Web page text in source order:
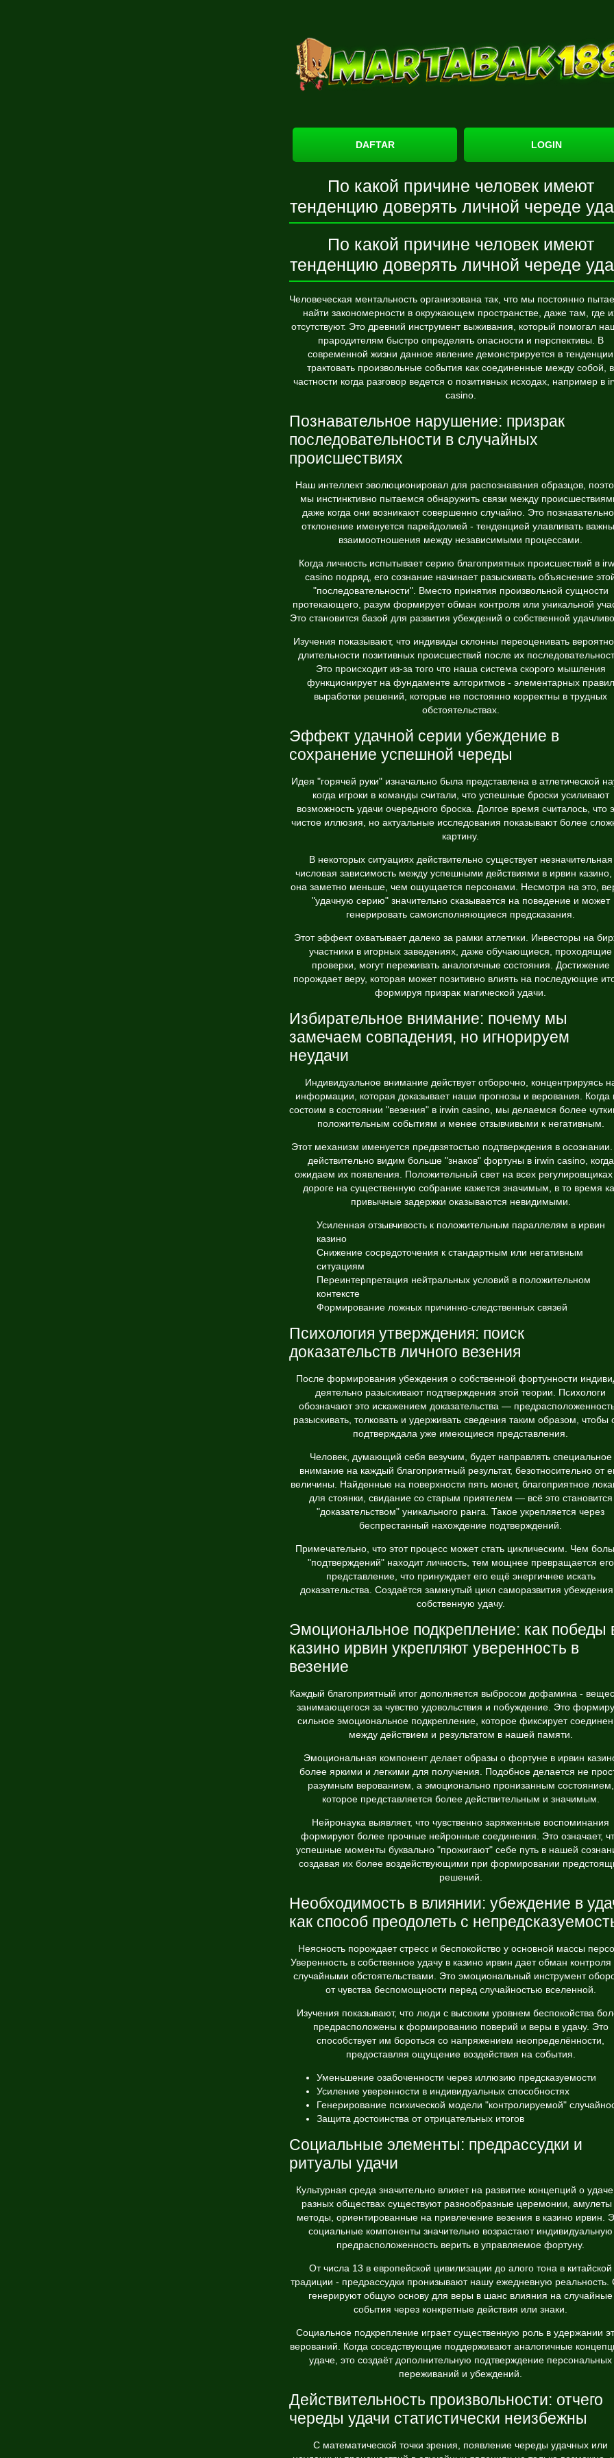
DAFTAR LOGIN
По какой причине человек имеют
тенденцию доверять личной череде
По какой причине человек имеют
тенденцию доверять личной череде
Человеческая ментальность организована так, что мы постоянно
найти закономерности в окружающем пространстве, даже там, где
отсутствуют. Это древний инструмент выживания, который помогал
прародителям быстро определять опасности и перспективы. В
современной жизни данное явление демонстрируется в тенденции
трактовать произвольные события как соединенные между собой, в
частности когда разговор ведется о позитивных исходах, например в
casino.
Познавательное нарушение: призрак
последовательности в случайных
происшествиях
Наш интеллект эволюционировал для распознавания образцов,
мы инстинктивно пытаемся обнаружить связи между
даже когда они возникают совершенно случайно. Это
отклонение именуется парейдолией - тенденцией улавливать
взаимоотношения между независимыми процессами.
Когда личность испытывает серию благоприятных происшествий в
casino подряд, его сознание начинает разыскивать объяснение
"последовательности". Вместо принятия произвольной сущности
протекающего, разум формирует обман контроля или уникальной
Это становится базой для развития убеждений о собственной
Изучения показывают, что индивиды склонны переоценивать
длительности позитивных происшествий после их
Это происходит из-за того что наша система скорого мышления
функционирует на фундаменте алгоритмов - элементарных правил
выработки решений, которые не постоянно корректны в трудных
обстоятельствах.
Эффект удачной серии убеждение в
сохранение успешной череды
Идея "горячей руки" изначально была представлена в атлетической
когда игроки в команды считали, что успешные броски усиливают
возможность удачи очередного броска. Долгое время считалось, что
чистое иллюзия, но актуальные исследования показывают более
картину.
В некоторых ситуациях действительно существует незначительная
числовая зависимость между успешными действиями в ирвин
она заметно меньше, чем ощущается персонами. Несмотря на это,
"удачную серию" значительно сказывается на поведение и может
генерировать самоисполняющиеся предсказания.
Этот эффект охватывает далеко за рамки атлетики. Инвесторы на
участники в игорных заведениях, даже обучающиеся, проходящие
проверки, могут переживать аналогичные состояния. Достижение
порождает веру, которая может позитивно влиять на последующие
формируя призрак магической удачи.
Избирательное внимание: почему мы
замечаем совпадения, но игнорируем
неудачи
Индивидуальное внимание действует отборочно, концентрируясь
информации, которая доказывает наши прогнозы и верования. Когда
состоим в состоянии "везения" в irwin casino, мы делаемся более
положительным событиям и менее отзывчивыми к негативным.
Этот механизм именуется предвзятостью подтверждения в
действительно видим больше "знаков" фортуны в irwin casino, когда
ожидаем их появления. Положительный свет на всех
дороге на существенную собрание кажется значимым, в то время
привычные задержки оказываются невидимыми.
Усиленная отзывчивость к положительным параллелям в ирвин
казино
Снижение сосредоточения к стандартным или негативным
ситуациям
Переинтерпретация нейтральных условий в положительном
контексте
Формирование ложных причинно-следственных связей
Психология утверждения: поиск
доказательств личного везения
После формирования убеждения о собственной фортунности
деятельно разыскивают подтверждения этой теории. Психологи
обозначают это искажением доказательства —
разыскивать, толковать и удерживать сведения таким образом, чтобы
подтверждала уже имеющиеся представления.
Человек, думающий себя везучим, будет направлять специальное
внимание на каждый благоприятный результат, безотносительно от
величины. Найденные на поверхности пять монет, благоприятное
для стоянки, свидание со старым приятелем — всё это становится
"доказательством" уникального ранга. Такое укрепляется через
беспрестанный нахождение подтверждений.
Примечательно, что этот процесс может стать циклическим. Чем
"подтверждений" находит личность, тем мощнее превращается его
представление, что принуждает его ещё энергичнее искать
доказательства. Создаётся замкнутый цикл саморазвития
собственную удачу.
Эмоциональное подкрепление: как победы
казино ирвин укрепляют уверенность в
везение
Каждый благоприятный итог дополняется выбросом дофамина -
занимающегося за чувство удовольствия и побуждение. Это
сильное эмоциональное подкрепление, которое фиксирует
между действием и результатом в нашей памяти.
Эмоциональная компонент делает образы о фортуне в ирвин
более яркими и легкими для получения. Подобное делается не
разумным верованием, а эмоционально пронизанным состоянием,
которое представляется более действительным и значимым.
Нейронаука выявляет, что чувственно заряженные воспоминания
формируют более прочные нейронные соединения. Это означает,
успешные моменты буквально "прожигают" себе путь в нашей
создавая их более воздействующими при формировании
решений.
Необходимость в влиянии: убеждение в
как способ преодолеть с
Неясность порождает стресс и беспокойство у основной массы
Уверенность в собственное удачу в казино ирвин дает обман контроля
случайными обстоятельствами. Это эмоциональный инструмент
от чувства беспомощности перед случайностью вселенной.
Изучения показывают, что люди с высоким уровнем беспокойства
предрасположены к формированию поверий и веры в удачу. Это
способствует им бороться со напряжением неопределённости,
предоставляя ощущение воздействия на события.
Уменьшение озабоченности через иллюзию предсказуемости
Усиление уверенности в индивидуальных способностях
Генерирование психической модели "контролируемой"
Защита достоинства от отрицательных итогов
Социальные элементы: предрассудки и
ритуалы удачи
Культурная среда значительно влияет на развитие концепций о
разных обществах существуют разнообразные церемонии, амулеты
методы, ориентированные на привлечение везения в казино ирвин.
социальные компоненты значительно возрастают индивидуальную
предрасположенность верить в управляемое фортуну.
От числа 13 в европейской цивилизации до алого тона в китайской
традиции - предрассудки пронизывают нашу ежедневную реальность.
генерируют общую основу для веры в шанс влияния на случайные
события через конкретные действия или знаки.
Социальное подкрепление играет существенную роль в удержании
верований. Когда соседствующие поддерживают аналогичные
удаче, это создаёт дополнительную подтверждение персональных
переживаний и убеждений.
Действительность произвольности: отчего
череды удачи статистически неизбежны
С математической точки зрения, появление череды удачных или